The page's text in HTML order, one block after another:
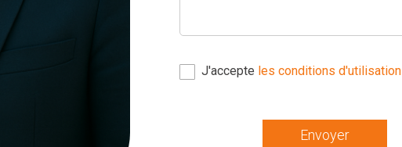
J'accepte les conditions d'utilisation
Envoyer